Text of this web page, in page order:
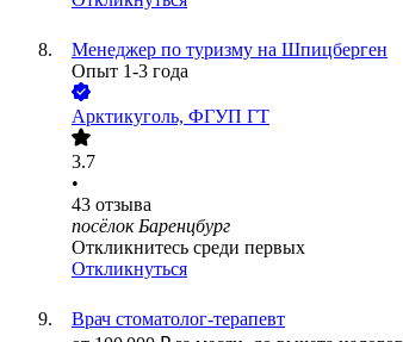
Менеджер по туризму на Шпицберген
Опыт 1-3 года
Арктикуголь, ФГУП ГТ
3.7
•
43 отзыва
посёлок Баренцбург
Откликнитесь среди первых
Откликнуться
Врач стоматолог-терапевт